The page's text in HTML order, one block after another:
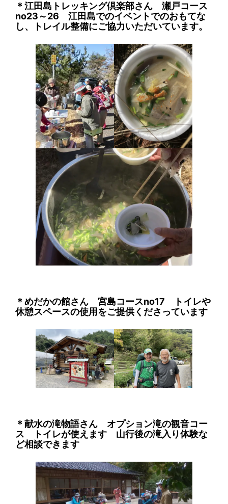
＊江田島トレッキング倶楽部さん 瀬戸コース
no23～26 江田島でのイベントでのおもてな
し、トレイル整備にご協力いただいています。
＊めだかの館さん 宮島コースno17 トイレや
休憩スペースの使用をご提供くださっています
＊献水の滝物語さん オプション滝の観音コー
ス トイレが使えます 山行後の滝入り体験な
ど相談できます